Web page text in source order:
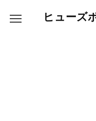
ヒューズ